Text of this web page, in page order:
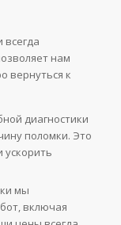
нам
вернуться к
диагностики
поломки. Это
ускорить
мы
включая